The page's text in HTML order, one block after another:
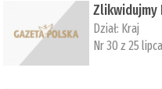
Zlikwidujmy
Dział: Kraj
Nr 30 z 25